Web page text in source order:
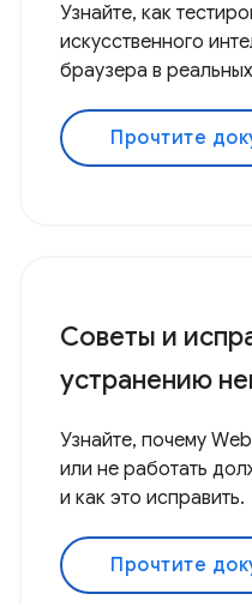
Узнайте, как
искусственного
браузера в
Прочтите
Советы и
устранению
Узнайте, почему
или не работать
и как это исправить.
Прочтите